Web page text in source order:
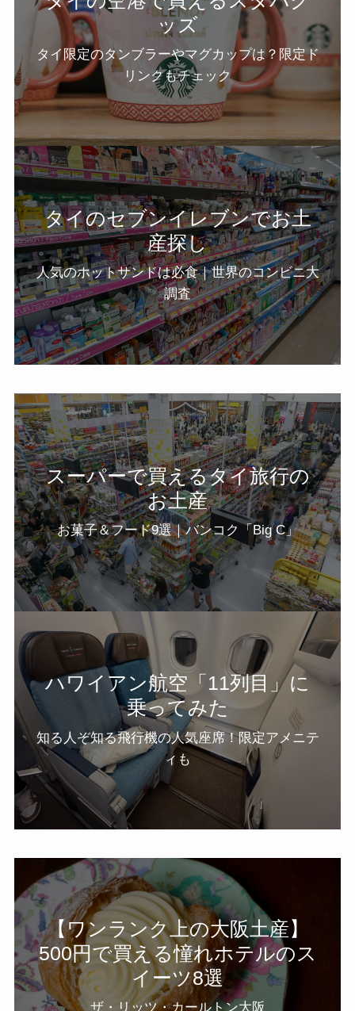
ッズ
タイ限定のタンブラーやマグカップは？限定ド
リンクもチェック
タイのセブンイレブンでお土
産探し
人気のホットサンドは必食｜世界のコンビニ大
調査
スーパーで買えるタイ旅行の
お土産
お菓子＆フード9選｜バンコク「Big C」
ハワイアン航空「11列目」に
乗ってみた
知る人ぞ知る飛行機の人気座席！限定アメニテ
ィも
【ワンランク上の大阪土産】
500円で買える憧れホテルのス
イーツ8選
ザ・リッツ・カールトン大阪